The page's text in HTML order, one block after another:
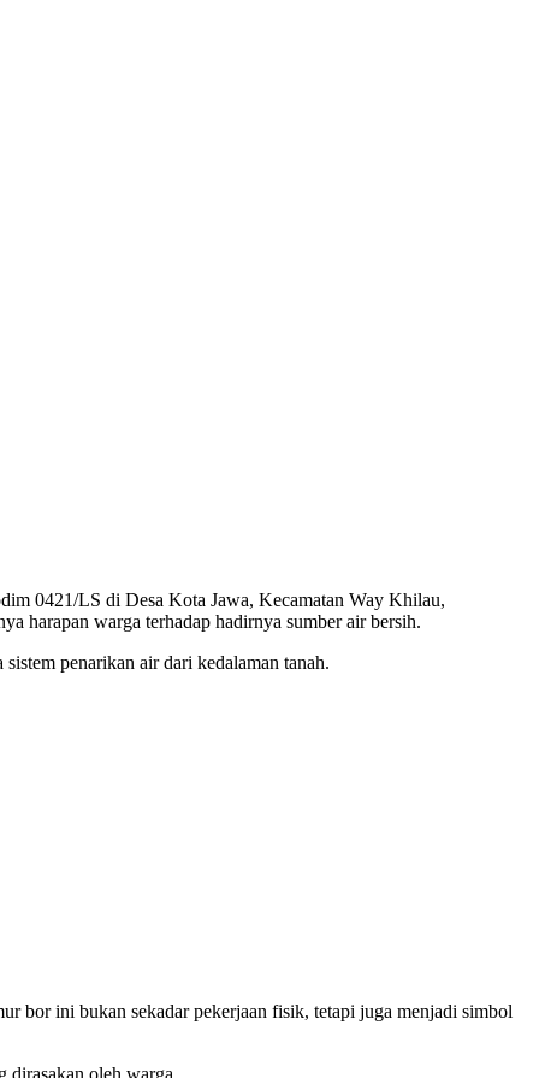
0421/LS di Desa Kota Jawa, Kecamatan Way Khilau,
harapan warga terhadap hadirnya sumber air bersih.
penarikan air dari kedalaman tanah.
bor ini bukan sekadar pekerjaan fisik, tetapi juga menjadi simbol